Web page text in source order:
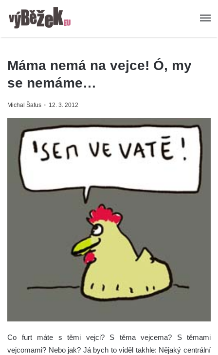
Máma nemá na vejce! Ó, my
se nemáme…
Michal Šafus 12. 3. 2012
Co furt máte s těmi vejci? S těma vejcema? S těmami
vejcomami? Nebo jak? Já bych to viděl takhle: Nějaký centrální